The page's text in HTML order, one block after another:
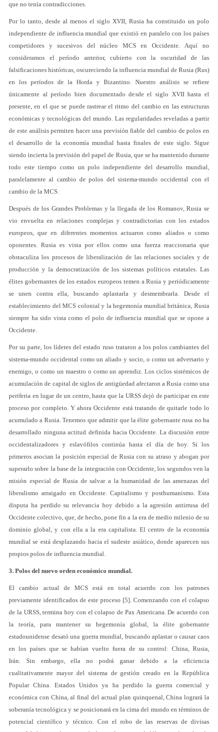
que no tenía contradicciones.
Por lo tanto, desde al menos el siglo XVII, Rusia ha constituido un polo
independiente de influencia mundial que existió en paralelo con los países
competidores y sucesivos del núcleo MCS en Occidente. Aquí no
consideramos el período anterior, cubierto con la oscuridad de las
falsificaciones históricas, oscureciendo la influencia mundial de Rusia (Rus)
en los períodos de la Horda y Bizantino. Nuestro análisis se refiere
únicamente al período bien documentado desde el siglo XVII hasta el
presente, en el que se puede rastrear el ritmo del cambio en las estructuras
económicas y tecnológicas del mundo. Las regularidades reveladas a partir
de este análisis permiten hacer una previsión fiable del cambio de polos en
el desarrollo de la economía mundial hasta finales de este siglo. Sigue
siendo incierta la previsión del papel de Rusia, que se ha mantenido durante
todo este tiempo como un polo independiente del desarrollo mundial,
paralelamente al cambio de polos del sistema-mundo occidental con el
cambio de la MCS.
Después de los Grandes Problemas y la llegada de los Romanov, Rusia se
vio envuelta en relaciones complejas y contradictorias con los estados
europeos, que en diferentes momentos actuaron como aliados o como
oponentes. Rusia es vista por ellos como una fuerza reaccionaria que
obstaculiza los procesos de liberalización de las relaciones sociales y de
producción y la democratización de los sistemas políticos estatales. Las
élites gobernantes de los estados europeos temen a Rusia y periódicamente
se unen contra ella, buscando aplastarla y desmembrarla. Desde el
establecimiento del MCS colonial y la hegemonía mundial británica, Rusia
siempre ha sido vista como el polo de influencia mundial que se opone a
Occidente.
Por su parte, los líderes del estado ruso trataron a los polos cambiantes del
sistema-mundo occidental como un aliado y socio, o como un adversario y
enemigo, o como un maestro o como un aprendiz. Los ciclos sistémicos de
acumulación de capital de siglos de antigüedad afectaron a Rusia como una
periferia en lugar de un centro, hasta que la URSS dejó de participar en este
proceso por completo. Y ahora Occidente está tratando de quitarle todo lo
acumulado a Rusia. Tenemos que admitir que la élite gobernante rusa no ha
desarrollado ninguna actitud definida hacia Occidente. La discusión entre
occidentalizadores y eslavófilos continúa hasta el día de hoy. Si los
primeros asocian la posición especial de Rusia con su atraso y abogan por
superarlo sobre la base de la integración con Occidente, los segundos ven la
misión especial de Rusia de salvar a la humanidad de las amenazas del
liberalismo arraigado en Occidente. Capitalismo y posthumanismo. Esta
disputa ha perdido su relevancia hoy debido a la agresión antirrusa del
Occidente colectivo, que, de hecho, pone fin a la era de medio milenio de su
dominio global, y con ella a la era capitalista. El centro de la economía
mundial se está desplazando hacia el sudeste asiático, donde aparecen sus
propios polos de influencia mundial.
3. Polos del nuevo orden económico mundial.
El cambio actual de MCS está en total acuerdo con los patrones
previamente identificados de este proceso [5]. Comenzando con el colapso
de la URSS, termina hoy con el colapso de Pax Americana. De acuerdo con
la teoría, para mantener su hegemonía global, la élite gobernante
estadounidense desató una guerra mundial, buscando aplastar o causar caos
en los países que se habían vuelto fuera de su control: China, Rusia,
Irán. Sin embargo, ella no podrá ganar debido a la eficiencia
cualitativamente mayor del sistema de gestión creado en la República
Popular China. Estados Unidos ya ha perdido la guerra comercial y
económica con China, al final del actual plan quinquenal, China logrará la
soberanía tecnológica y se posicionará en la cima del mundo en términos de
potencial científico y técnico. Con el robo de las reservas de divisas